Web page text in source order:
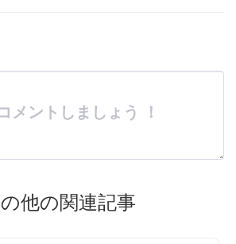
メントしましょう ！
他の関連記事